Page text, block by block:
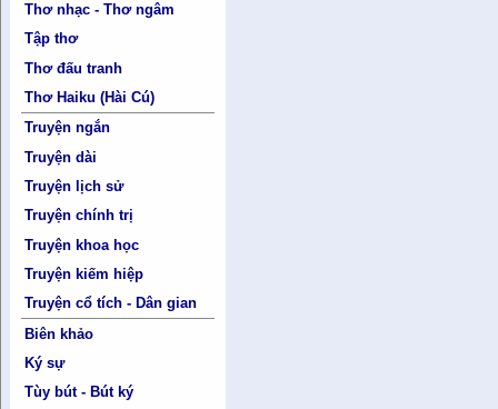
Thơ nhạc - Thơ ngâm
Tập thơ
Thơ đấu tranh
Thơ Haiku (Hài Cú)
Truyện ngắn
Truyện dài
Truyện lịch sử
Truyện chính trị
Truyện khoa học
Truyện kiếm hiệp
Truyện cổ tích - Dân gian
Biên khảo
Ký sự
Tùy bút - Bút ký